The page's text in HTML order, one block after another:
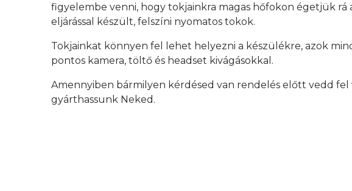
figyelembe venni, hogy tokjainkra magas hőfokon égetjük
eljárással készült, felszíni nyomatos tokok.
Tokjainkat könnyen fel lehet helyezni a készülékre, azok
pontos kamera, töltő és headset kivágásokkal.
Amennyiben bármilyen kérdésed van rendelés előtt vedd
gyárthassunk Neked.